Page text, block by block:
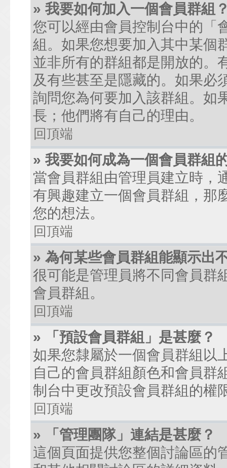
» 我要如何加入一個會員群組
您可以經由會員控制台中的「
組。如果您想要加入其中某個
並非所有的群組都是開放的。
及有些甚至是隱藏的。如果必
詢問您為何要加入該群組。如
長；他們將有自己的理由。
回頂端
» 我要如何成為一個會員群組
當會員群組由管理員建立時，
有興趣建立一個會員群組，那
您的想法。
回頂端
» 為何某些會員群組能顯示出
很可能是管理員將不同會員群
會員群組。
回頂端
» 「預設會員群組」是甚麼？
如果您隸屬於一個會員群組以
自己的會員群組顏色和會員群
制台中更改預設會員群組的權
回頂端
» 「管理團隊」連結是甚麼？
這個頁面提供您整個討論區的